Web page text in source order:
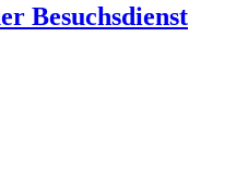
Besuchsdienst